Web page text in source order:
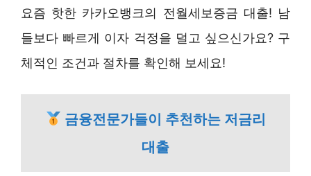
요즘 핫한 카카오뱅크의 전월세보증금 대출! 남
들보다 빠르게 이자 걱정을 덜고 싶으신가요? 구
체적인 조건과 절차를 확인해 보세요!
금융전문가들이 추천하는 저금리
대출